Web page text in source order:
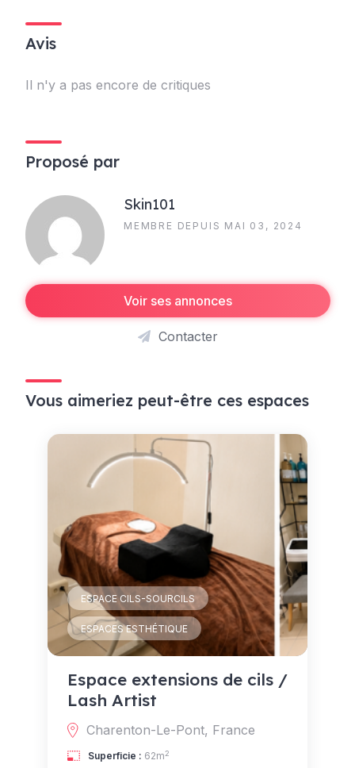
Avis
Il n'y a pas encore de critiques
Proposé par
Skin101
MEMBRE DEPUIS MAI 03, 2024
Voir ses annonces
Contacter
Vous aimeriez peut-être ces espaces
ESPACE CILS-SOURCILS
ESPACES ESTHÉTIQUE
Espace extensions de cils /
Lash Artist
Charenton-Le-Pont, France
Superficie : 62m2